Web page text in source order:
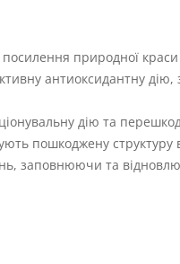
природної краси
антиоксидантну дію,
дію та
пошкоджену
заповнюючи та